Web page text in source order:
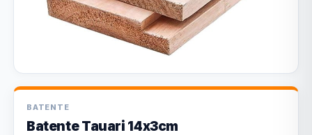
BATENTE
Batente Tauari 14x3cm